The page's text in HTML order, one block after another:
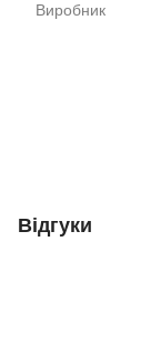
Виробник
Відгуки